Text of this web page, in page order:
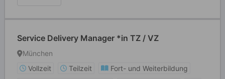
Service Delivery Manager *in TZ / VZ
München
Vollzeit
Teilzeit
Fort- und Weiterbildung